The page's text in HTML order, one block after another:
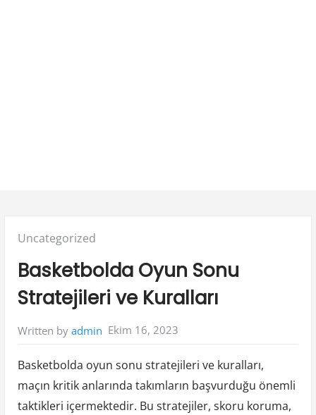
Posted
Uncategorized
Basketbolda Oyun Sonu
Stratejileri ve Kuralları
Written by admin Ekim 16, 2023
Basketbolda oyun sonu stratejileri ve kuralları,
maçın kritik anlarında takımların başvurduğu önemli
taktikleri içermektedir. Bu stratejiler, skoru koruma,